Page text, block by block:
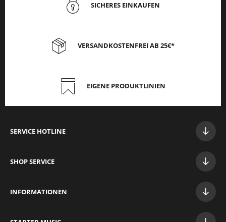
SICHERES EINKAUFEN
VERSANDKOSTENFREI AB 25€*
EIGENE PRODUKTLINIEN
SERVICE HOTLINE
SHOP SERVICE
INFORMATIONEN